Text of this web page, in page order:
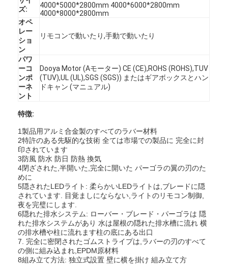
家へ
製品
ビデオ
ズ:
4000*5000*2800mm 4000*6000*2800mm
4000*8000*2800mm
オペ
レー
ショ
ン
リモコンで動いたり,手動で動いたり
パワ
ーコ
ンポ
ーネ
ント
Dooya Motor (Aモーター) CE (CE),ROHS (ROHS),TUV
(TUV),UL (UL),SGS (SGS)) またはギアボックスとハン
ドキャン (マニュアル)
特徴:
1製品用アルミ合金製のすべてのラバー材料
2特許のある先駆的な技術 全ては市場での製品に 完全に封
印されています
3防風 防水 防日 防熱 換気
4閉ざされた,半開いた,完全に開いた パーゴラの翼の刃のた
めに
5隠されたLEDライト: 柔らかいLEDライトは,ブレードに隠
されています. 目覚ましにならない,ライトのリモコン制御,
夜を完璧にします.
6隠れた排水システム: ローバー・ブレード・パーゴラは 隠
れた排水システムがあり 水は屋根の隠れた排水槽に流れ 横
の排水槽や柱に流れます柱の底にある出口
7. 完全に密閉されたゴムストライプは,ラバーの刃のすべて
の側に組み込まれ,EPDM原材料
8組み立て方法: 独立式設置 壁に横を掛け 組み立て方